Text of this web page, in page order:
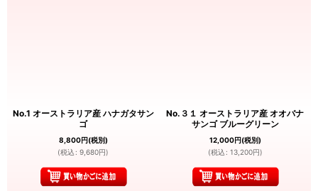
No.1 オーストラリア産 ハナガタサン
ゴ
8,800円(税別)
(税込 : 9,680円)
No.３１ オーストラリア産 オオバナ
サンゴ ブルーグリーン
12,000円(税別)
(税込 : 13,200円)